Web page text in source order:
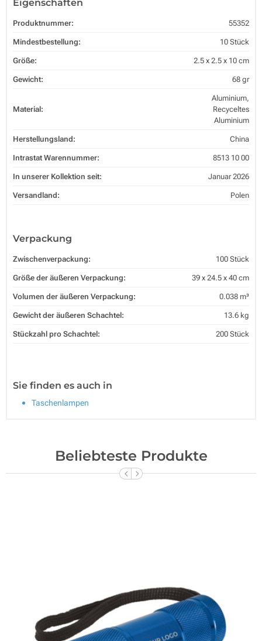
Eigenschaften
Produktnummer: 55352
Mindestbestellung: 10 Stück
Größe: 2.5 x 2.5 x 10 cm
Gewicht: 68 gr
Material:
Aluminium,
Recyceltes
Aluminium
Herstellungsland: China
Intrastat Warennummer: 8513 10 00
In unserer Kollektion seit: Januar 2026
Versandland: Polen
Verpackung
Zwischenverpackung: 100 Stück
Größe der äußeren Verpackung: 39 x 24.5 x 40 cm
Volumen der äußeren Verpackung: 0.038 m³
Gewicht der äußeren Schachtel: 13.6 kg
Stückzahl pro Schachtel: 200 Stück
Sie finden es auch in
Taschenlampen
Beliebteste Produkte